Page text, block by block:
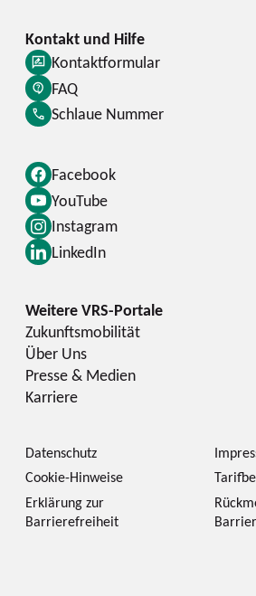
Facebook
YouTube
Instagram
LinkedIn
Kontaktformular
FAQ
Schlaue Nummer
Zukunftsmobilität
Über Uns
Presse & Medien
Karriere
Datenschutz
Cookie-Hinweise
Erklärung zur
Barrierefreiheit